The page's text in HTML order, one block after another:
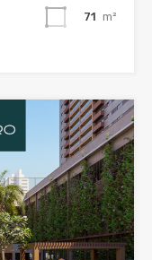
71 m²